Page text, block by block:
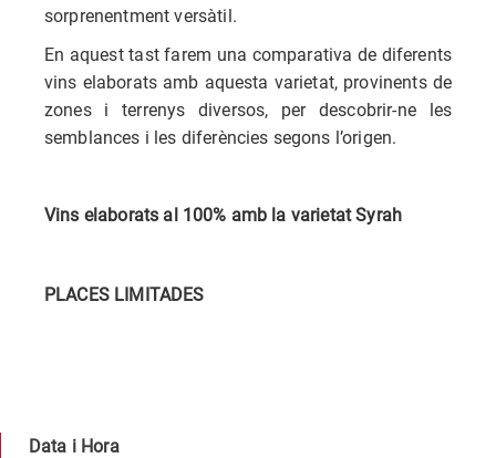
sorprenentment versàtil.
En aquest tast farem una comparativa de diferents
vins elaborats amb aquesta varietat, provinents de
zones i terrenys diversos, per descobrir-ne les
semblances i les diferències segons l’origen.
Vins elaborats al 100% amb la varietat Syrah
PLACES LIMITADES
Data i Hora